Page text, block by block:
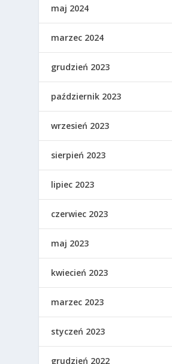
maj 2024
marzec 2024
grudzień 2023
październik 2023
wrzesień 2023
sierpień 2023
lipiec 2023
czerwiec 2023
maj 2023
kwiecień 2023
marzec 2023
styczeń 2023
grudzień 2022